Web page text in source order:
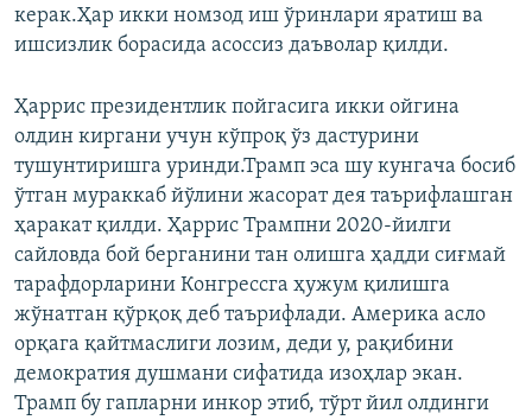
керак.Ҳар икки номзод иш ўринлари яратиш ва
ишсизлик борасида асоссиз даъволар қилди.
Ҳаррис президентлик пойгасига икки ойгина
олдин киргани учун кўпроқ ўз дастурини
тушунтиришга уринди.Трамп эса шу кунгача босиб
ўтган мураккаб йўлини жасорат дея таърифлашган
ҳаракат қилди. Ҳаррис Трампни 2020-йилги
сайловда бой берганини тан олишга ҳадди сиғмай
тарафдорларини Конгрессга ҳужум қилишга
жўнатган қўрқоқ деб таърифлади. Америка асло
орқага қайтмаслиги лозим, деди у, рақибини
демократия душмани сифатида изоҳлар экан.
Трамп бу гапларни инкор этиб, тўрт йил олдинги